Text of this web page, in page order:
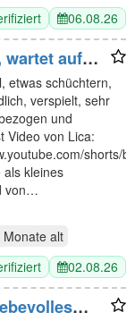
06.08.26
wartet auf
etwas schüchtern,
verspielt, sehr
und
Video von Lica:
shorts/
als kleines
von…
Monate alt
02.08.26